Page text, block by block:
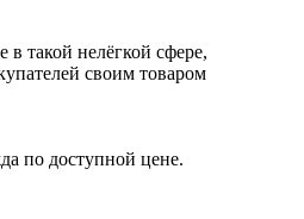
такой нелёгкой сфере,
своим товаром
по доступной цене.